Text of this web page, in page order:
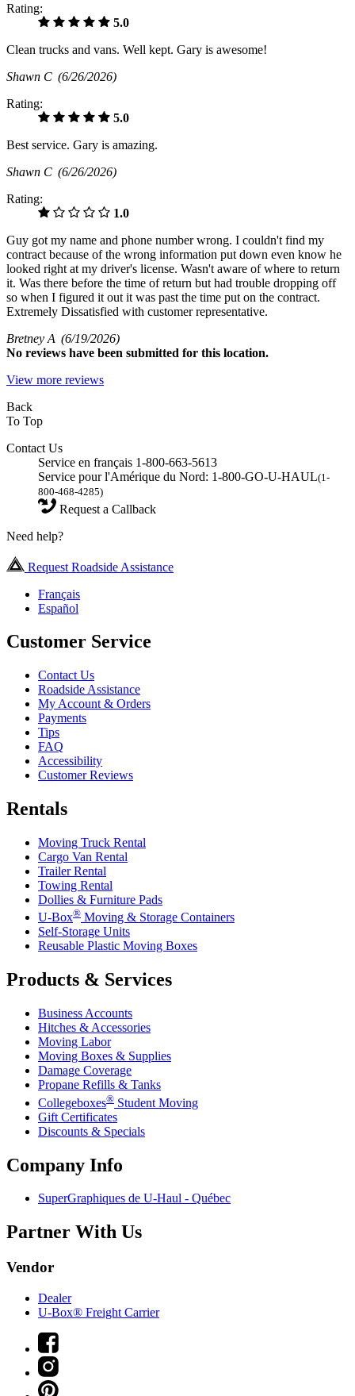
Rating:
5.0
Clean trucks and vans. Well kept. Gary is awesome!
Shawn C (6/26/2026)
Rating:
5.0
Best service. Gary is amazing.
Shawn C (6/26/2026)
Rating:
1.0
Guy got my name and phone number wrong. I couldn't find my
contract because of the wrong information put down even know he
looked right at my driver's license. Wasn't aware of where to return
it. Was there before the time of return but had trouble dropping off
so when I figured it out it was past the time put on the contract.
Extremely Dissatisfied with customer representative.
Bretney A (6/19/2026)
No reviews have been submitted for this location.
View more reviews
Back
To Top
Contact Us
Service en français 1-800-663-5613
Service pour l'Amérique du Nord: 1-800-GO-U-HAUL(1-
800-468-4285)
Request a Callback
Need help?
Request Roadside Assistance
Français
Español
Customer Service
Contact Us
Roadside Assistance
My Account & Orders
Payments
Tips
FAQ
Accessibility
Customer Reviews
Rentals
Moving Truck Rental
Cargo Van Rental
Trailer Rental
Towing Rental
Dollies & Furniture Pads
U-Box® Moving & Storage Containers
Self-Storage Units
Reusable Plastic Moving Boxes
Products & Services
Business Accounts
Hitches & Accessories
Moving Labor
Moving Boxes & Supplies
Damage Coverage
Propane Refills & Tanks
Collegeboxes® Student Moving
Gift Certificates
Discounts & Specials
Company Info
SuperGraphiques de U-Haul - Québec
Partner With Us
Vendor
Dealer
U-Box® Freight Carrier